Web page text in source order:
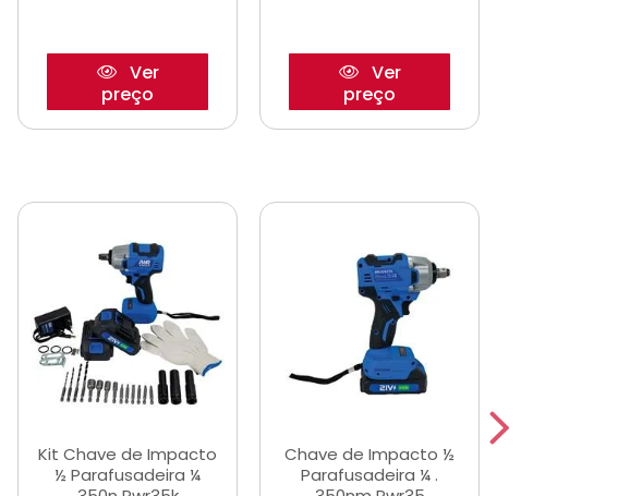
Ver
preço
Ver
preço
Kit Chave de Impacto
½ Parafusadeira ¼
Chave de Impacto ½
Parafusadeira ¼ .